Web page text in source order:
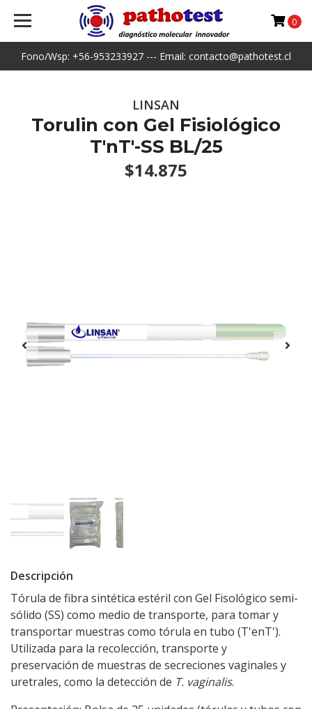
Fono/Wsp: +56-953233927 --- Email: contacto@pathotest.cl
0
LINSAN
Torulin con Gel Fisiológico
T'nT'-SS BL/25
$14.875
Descripción
Tórula de fibra sintética estéril con Gel Fisológico semi-
sólido (SS) como medio de transporte, para tomar y
transportar muestras como tórula en tubo (T'enT').
Utilizada para la recolección, transporte y
preservación de muestras de secreciones vaginales y
uretrales, como la detección de T. vaginalis.